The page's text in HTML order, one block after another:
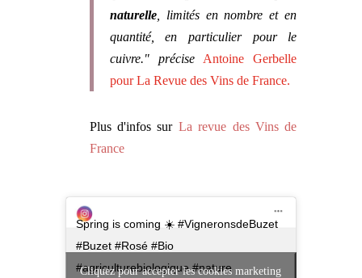
naturelle, limités en nombre et en
quantité, en particulier pour le
cuivre." précise Antoine Gerbelle
pour La Revue des Vins de France.
Plus d'infos sur La revue des Vins de
France
Spring is coming ☀️ #VigneronsdeBuzet
#Buzet #Rosé #Bio
#agriculturebiologique #nature
Cliquez pour accepter les cookies marketing